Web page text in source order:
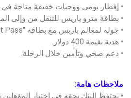
• إفطار يومي ووجبات خفيفة متاحة في
• بطاقة مترو باريس للتنقل من وإلى
• جولة لمعالم باريس مع بطاقة "Paris Tourist Pass".
• هدية بقيمة 400 دولار.
• دعم صحي وتأمين خلال الرحلة.
ملاحظات هامة:
• يحتفظ البنك بحقه في اختيار